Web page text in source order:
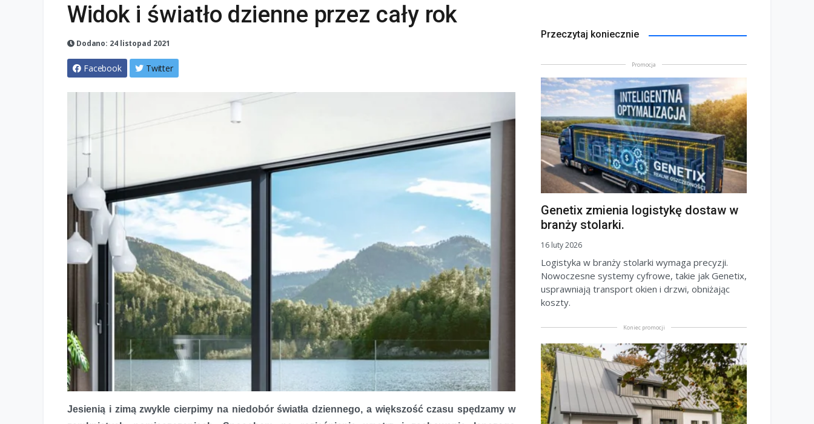
Widok i światło dzienne przez cały rok
Dodano: 24 listopad 2021
Facebook Twitter
Jesienią i zimą zwykle cierpimy na niedobór światła dziennego, a większość czasu spędzamy w
Przeczytaj koniecznie
Promocja
Genetix zmienia logistykę dostaw w
branży stolarki.
16 luty 2026
Logistyka w branży stolarki wymaga precyzji.
Nowoczesne systemy cyfrowe, takie jak Genetix,
usprawniają transport okien i drzwi, obniżając
koszty.
Koniec promocji